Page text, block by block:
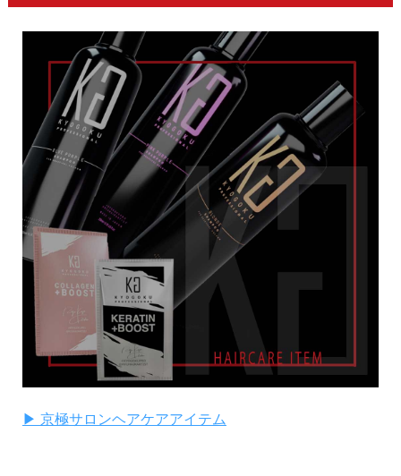
▶ 京極サロンヘアケアアイテム